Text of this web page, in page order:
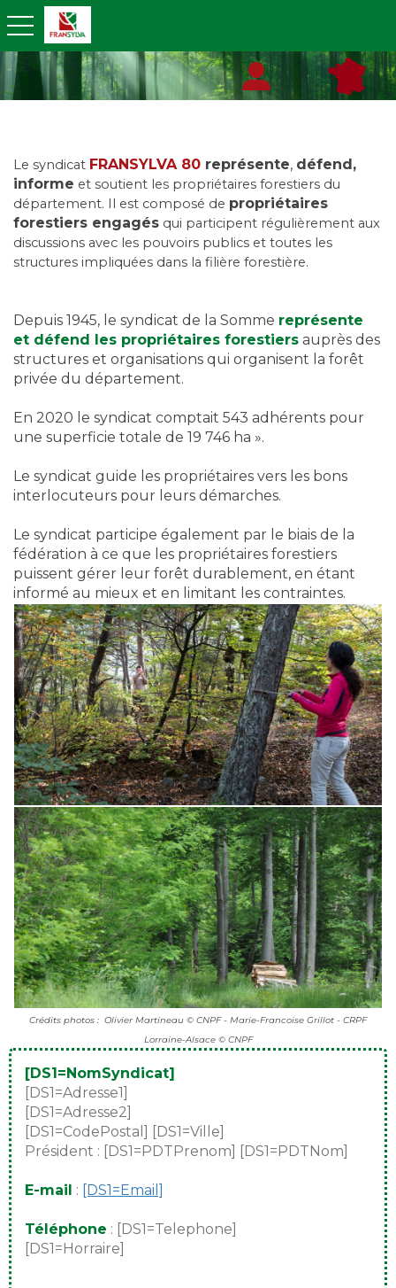
toggle navigation
Le syndicat FRANSYLVA 80 représente, défend,
informe et soutient les propriétaires forestiers du
département. Il est composé de propriétaires
forestiers engagés qui participent régulièrement aux
discussions avec les pouvoirs publics et toutes les
structures impliquées dans la filière forestière.
Depuis 1945, le syndicat de la Somme représente
et défend les propriétaires forestiers auprès des
structures et organisations qui organisent la forêt
privée du département.
En 2020 le syndicat comptait 543 adhérents pour
une superficie totale de 19 746 ha ».
Le syndicat guide les propriétaires vers les bons
interlocuteurs pour leurs démarches.
Le syndicat participe également par le biais de la
fédération à ce que les propriétaires forestiers
puissent gérer leur forêt durablement, en étant
informé au mieux et en limitant les contraintes.
Crédits photos : Olivier Martineau © CNPF - Marie-Francoise Grillot - CRPF
Lorraine-Alsace © CNPF
[DS1=NomSyndicat]
[DS1=Adresse1]
[DS1=Adresse2]
[DS1=CodePostal] [DS1=Ville]
Président : [DS1=PDTPrenom] [DS1=PDTNom]
E-mail : [DS1=Email]
Téléphone : [DS1=Telephone]
[DS1=Horraire]